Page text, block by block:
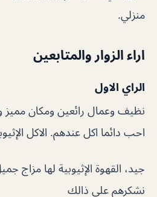
منزلي.
اراء الزوار والمتابعين
الراي الاول
نظيف وعمال رائعين ومكان مميز
احب دائما اكل عندهم. الاكل
جيد، القهوة الإثيوبية لها مزاج
نشكرهم على ذالك